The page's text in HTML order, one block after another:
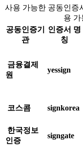
사용 가능한 공동인증
용 가
공동인증기
관
인증서 명
칭
금융결제
원
yessign
코스콤 signkorea
한국정보
인증
signgate